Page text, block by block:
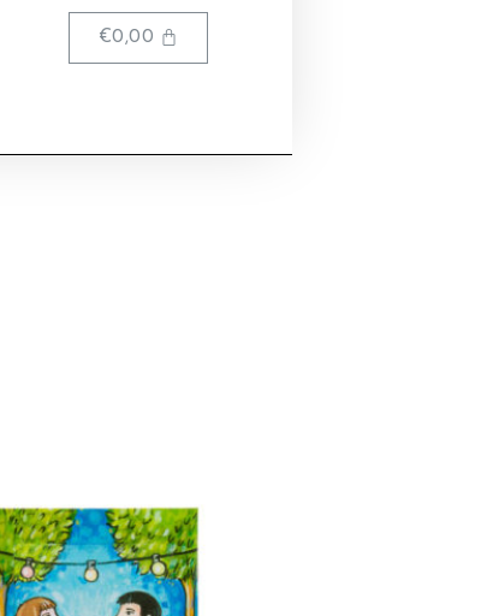
€0,00